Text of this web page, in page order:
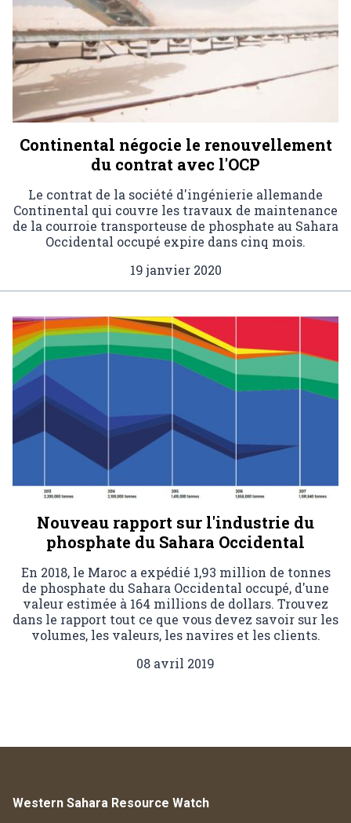
Continental négocie le renouvellement
du contrat avec l'OCP
Le contrat de la société d'ingénierie allemande
Continental qui couvre les travaux de maintenance
de la courroie transporteuse de phosphate au Sahara
Occidental occupé expire dans cinq mois.
19 janvier 2020
Nouveau rapport sur l'industrie du
phosphate du Sahara Occidental
En 2018, le Maroc a expédié 1,93 million de tonnes
de phosphate du Sahara Occidental occupé, d'une
valeur estimée à 164 millions de dollars. Trouvez
dans le rapport tout ce que vous devez savoir sur les
volumes, les valeurs, les navires et les clients.
08 avril 2019
Western Sahara Resource Watch